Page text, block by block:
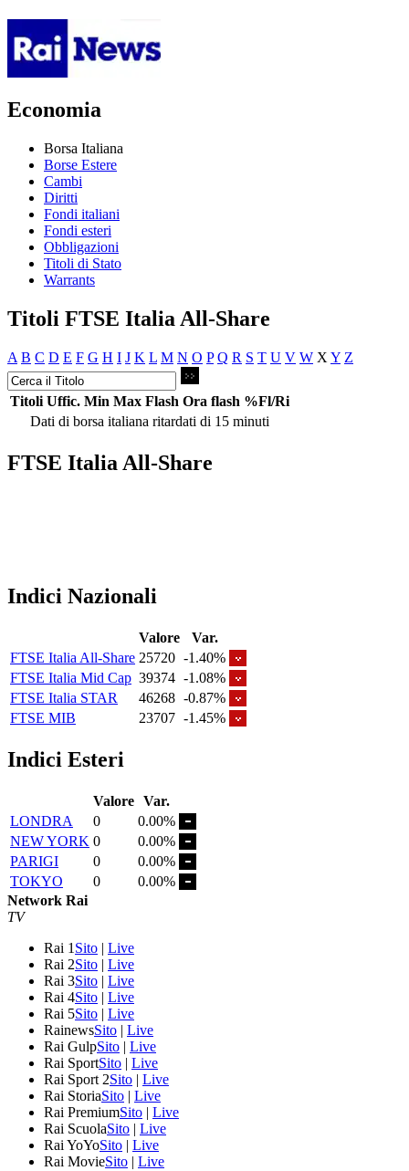
Economia
Borsa Italiana
Borse Estere
Cambi
Diritti
Fondi italiani
Fondi esteri
Obbligazioni
Titoli di Stato
Warrants
Titoli FTSE Italia All-Share
A B C D E F G H I J K L M N O P Q R S T U V W X Y Z
Titoli Uffic. Min Max Flash Ora flash %Fl/Ri
Dati di borsa italiana ritardati di 15 minuti
FTSE Italia All-Share
Indici Nazionali
Valore
Var.
FTSE Italia All-Share 25720 -1.40%
FTSE Italia Mid Cap 39374 -1.08%
FTSE Italia STAR
46268 -0.87%
FTSE MIB
23707 -1.45%
Indici Esteri
Valore Var.
LONDRA
0
0.00%
NEW YORK 0
0.00%
PARIGI
0
0.00%
TOKYO
0
0.00%
Network Rai
TV
Rai 1 Sito | Live
Rai 2Sito | Live
Rai 3Sito | Live
Rai 4Sito | Live
Rai 5Sito | Live
RainewsSito | Live
Rai GulpSito | Live
Rai SportSito | Live
Rai Sport 2Sito | Live
Rai StoriaSito | Live
Rai PremiumSito | Live
Rai ScuolaSito | Live
Rai YoYoSito | Live
Rai MovieSito | Live